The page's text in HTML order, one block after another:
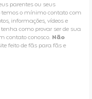
parentes ou seus
o mínimo contato com
informações, vídeos e
como provar ser de sua
contato conosco. Não
feito de fãs para fãs e